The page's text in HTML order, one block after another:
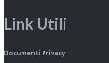
Link Utili
Documenti Privacy